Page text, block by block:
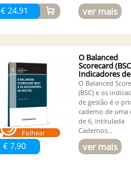
€ 24,91 ver mais
Folhear
€ 7,90
O Balanced
Scorecard
Indicadores de
Gestão
O Balanced
(BSC) e os
de gestão é o
caderno de uma
de 6, intitulada
Cadernos...
ver mais